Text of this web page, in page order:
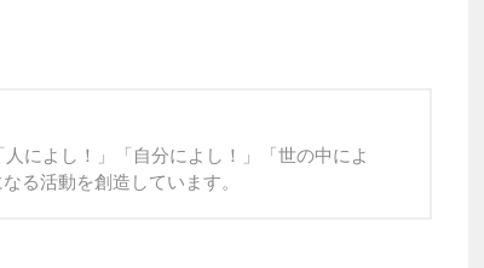
によし！」「自分によし！」「世の中によ
る活動を創造しています。